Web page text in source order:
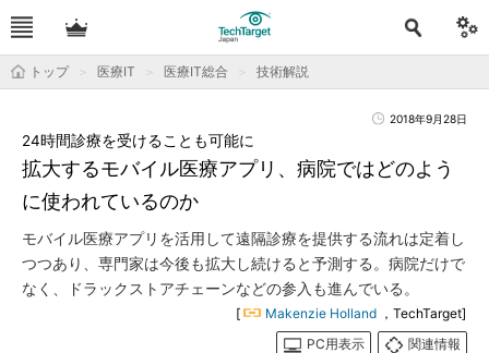
トップ 医療IT 医療IT総合 技術解説
2018年9月28日
拡大するモバイル医療アプリ、病院ではどのよう
に使われているのか
24時間診療を受けることも可能に
モバイル医療アプリを活用して遠隔診療を提供する流れは定着し
つつあり、専門家は今後も拡大し続けると予測する。病院だけで
なく、ドラックストアチェーンなどの参入も進んでいる。
[ Makenzie Holland ，TechTarget]
PC用表示
関連情報